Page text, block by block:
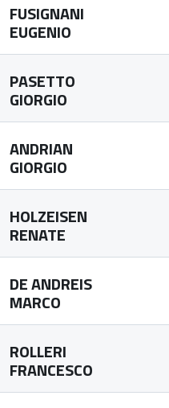
FUSIGNANI
EUGENIO
PASETTO
GIORGIO
ANDRIAN
GIORGIO
HOLZEISEN
RENATE
DE ANDREIS
MARCO
ROLLERI
FRANCESCO